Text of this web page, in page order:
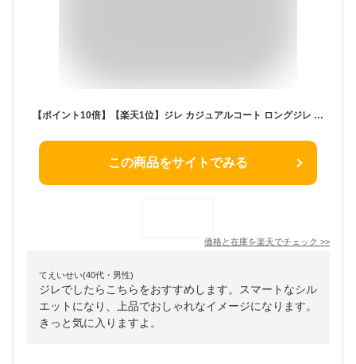
【ポイント10倍】【楽天1位】ジレ カジュアルコート ロングジレ ロングベスト レディース トレンチベスト ロング丈 スーツベスト おばあちゃん 服 即納 母の日 プレゼントノーカラー アウター 2XL 4XL 大きいサイズ ブラック ホワイト ロング丈 春 夏 秋 冬 人気 シンプル
この商品をサイトでみる
価格と在庫を楽天でチェック >>
てえいせい(40代・男性)
ジレでしたらこちらをおすすめします。スマートなシル
エットになり、上品でおしゃれなイメージになります。
きっと気に入りますよ。